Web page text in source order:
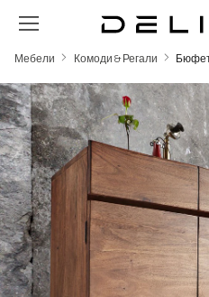
Преминете към основното
Мебели Комоди & Регали
Пропуснете галерия с